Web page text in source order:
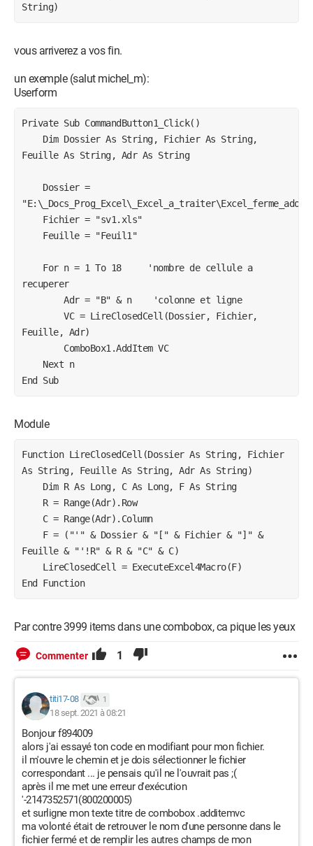
String)
vous arriverez a vos fin.
un exemple (salut michel_m):
Userform
Private Sub CommandButton1_Click()
Feuille As String, Adr As String
recuperer
Feuille, Adr)
End Sub
Module
Function LireClosedCell(Dossier As String, Fichier
As String, Feuille As String, Adr As String)
Feuille & "'!R" & R & "C" & C)
End Function
Par contre 3999 items dans une combobox, ca pique les yeux
Commenter 1
titi17-08 1
18 sept. 2021 à 08:21
Bonjour f894009
alors j'ai essayé ton code en modifiant pour mon fichier.
il m'ouvre le chemin et je dois sélectionner le fichier
correspondant ... je pensais qu'il ne l'ouvrait pas ;(
après il me met une erreur d'exécution
'-2147352571(800200005)
et surligne mon texte titre de combobox .additemvc
ma volonté était de retrouver le nom d'une personne dans le
fichier fermé et de remplir les autres champs de mon